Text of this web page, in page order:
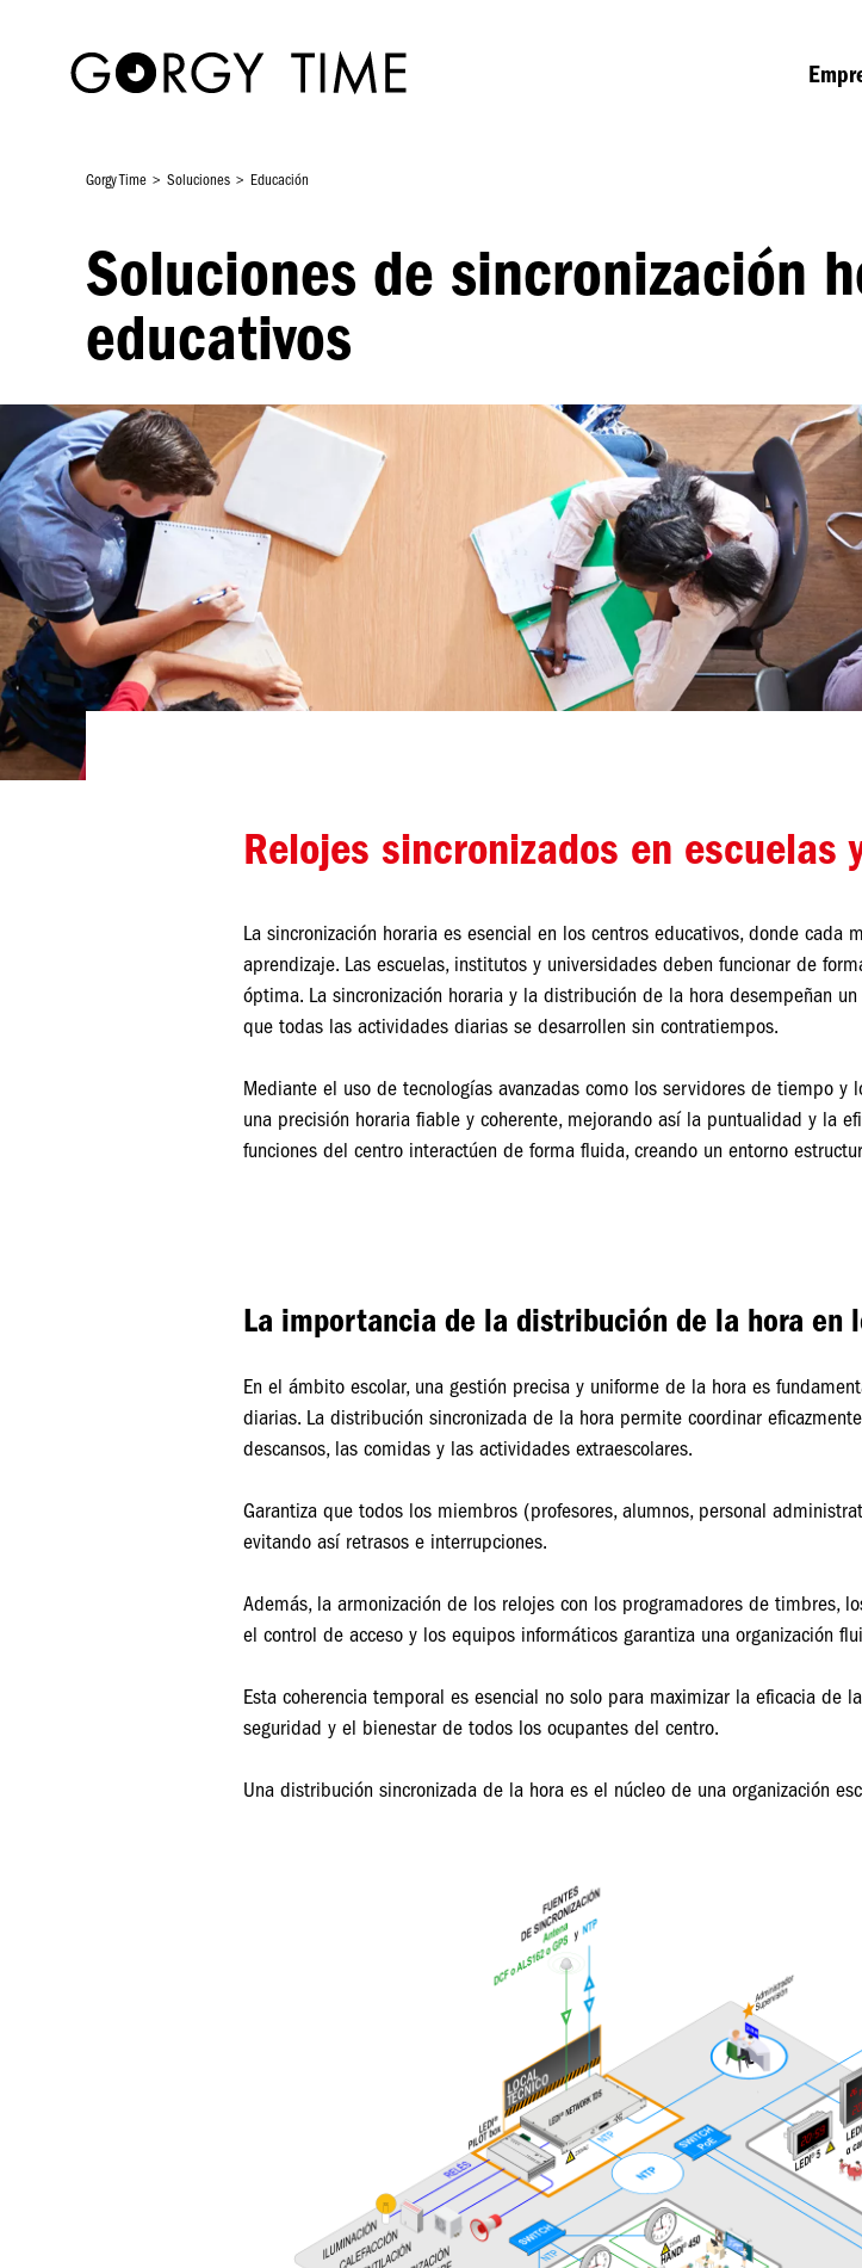
Gorgy Time Soluciones Educación
Soluciones de sincronización
educativos
Relojes sincronizados en escuelas
La sincronización horaria es esencial en los centros educativos, donde
aprendizaje. Las escuelas, institutos y universidades deben funcionar de
óptima. La sincronización horaria y la distribución de la hora desempeñan
que todas las actividades diarias se desarrollen sin contratiempos.
Mediante el uso de tecnologías avanzadas como los servidores de tiempo y
una precisión horaria fiable y coherente, mejorando así la puntualidad y la
funciones del centro interactúen de forma fluida, creando un entorno
La importancia de la distribución de la hora en
En el ámbito escolar, una gestión precisa y uniforme de la hora es
diarias. La distribución sincronizada de la hora permite coordinar
descansos, las comidas y las actividades extraescolares.
Garantiza que todos los miembros (profesores, alumnos, personal
evitando así retrasos e interrupciones.
Además, la armonización de los relojes con los programadores de timbres,
el control de acceso y los equipos informáticos garantiza una organización
Esta coherencia temporal es esencial no solo para maximizar la eficacia de
seguridad y el bienestar de todos los ocupantes del centro.
Una distribución sincronizada de la hora es el núcleo de una organización